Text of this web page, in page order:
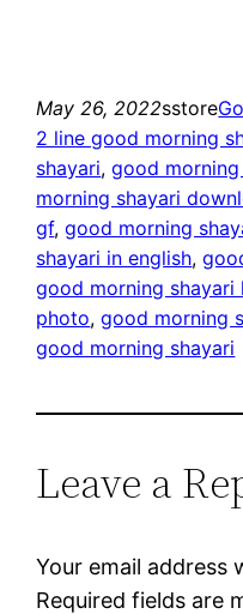
May 26, 2022sstore
2 line good morning
shayari, good
morning shayari
gf, good morning
shayari in english,
good morning shayari
photo, good morning
good morning shayari
Leave a
Your email address
Required fields are